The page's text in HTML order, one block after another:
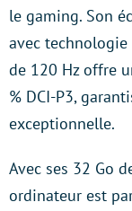
le gaming. Son
avec
de 120 Hz offre
% DCI-P3,
exceptionnelle.
Avec ses 32 Go
ordinateur est